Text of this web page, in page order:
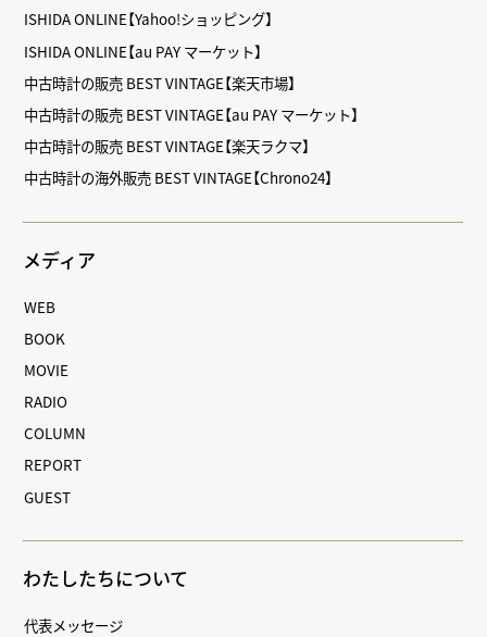
ISHIDA ONLINE【Yahoo!ショッピング】
ISHIDA ONLINE【au PAY マーケット】
中古時計の販売 BEST VINTAGE【楽天市場】
中古時計の販売 BEST VINTAGE【au PAY マーケット】
中古時計の販売 BEST VINTAGE【楽天ラクマ】
中古時計の海外販売 BEST VINTAGE【Chrono24】
メディア
WEB
BOOK
MOVIE
RADIO
COLUMN
REPORT
GUEST
わたしたちについて
代表メッセージ